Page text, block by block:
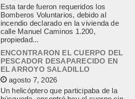
propiedad...
ENCONTRARON EL CUERPO DEL
PESCADOR DESAPARECIDO EN
EL ARROYO SALADILLO
agosto 7, 2026
Un helicóptero que participaba de la
búsqueda, encontró hoy el cuerpo sin
vida de la persona que se buscaba
en...
LA CAPILLA SAN CAYETANO